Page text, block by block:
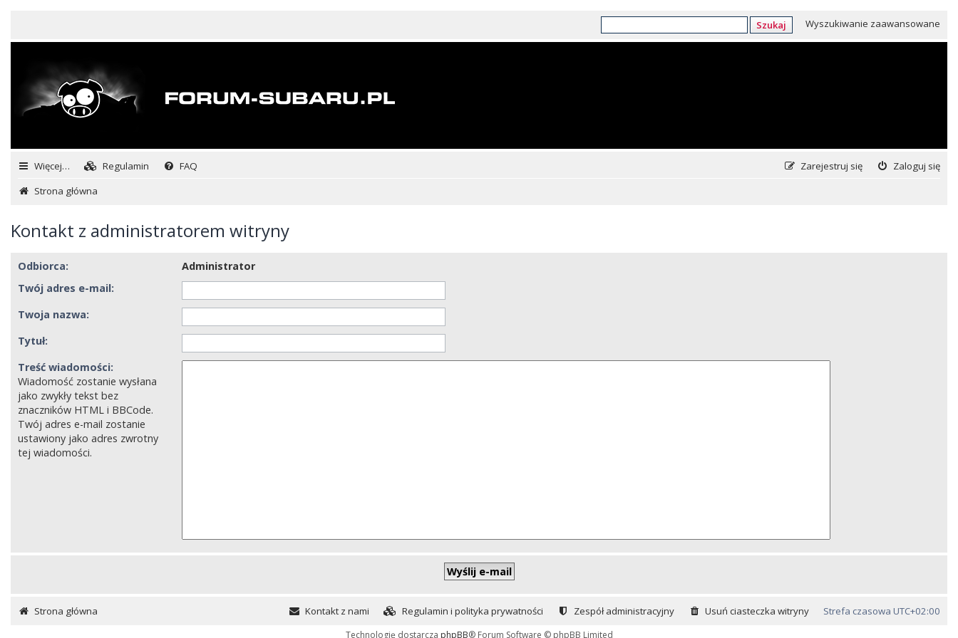
Szukaj Wyszukiwanie zaawansowane
Więcej… Regulamin FAQ Zaloguj się
Zarejestruj się
Strona główna
Kontakt z administratorem witryny
Odbiorca:
Administrator
Twój adres e-mail:
Twoja nazwa:
Tytuł:
Treść wiadomości:
Wiadomość zostanie wysłana
jako zwykły tekst bez
znaczników HTML i BBCode.
Twój adres e-mail zostanie
ustawiony jako adres zwrotny
tej wiadomości.
Strona główna Strefa czasowa UTC+02:00
Usuń ciasteczka witryny
Zespół administracyjny
Regulamin i polityka prywatności
Kontakt z nami
Technologię dostarcza phpBB® Forum Software © phpBB Limited